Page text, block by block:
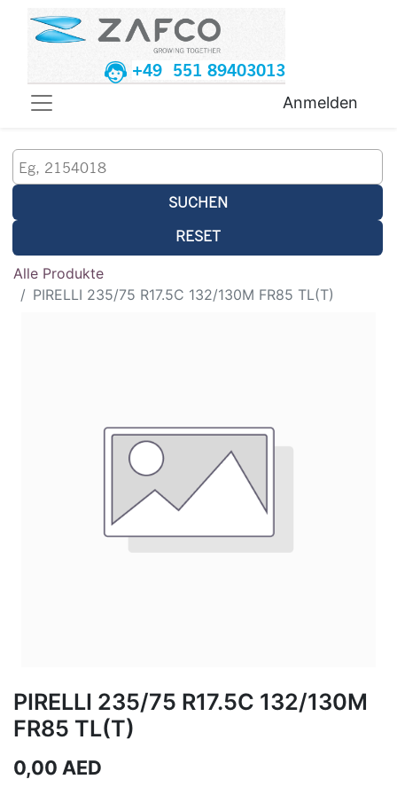
+49 551 89403013
Anmelden
SUCHEN
RESET
Alle Produkte
PIRELLI 235/75 R17.5C 132/130M FR85 TL(T)
PIRELLI 235/75 R17.5C 132/130M
FR85 TL(T)
0,00 AED